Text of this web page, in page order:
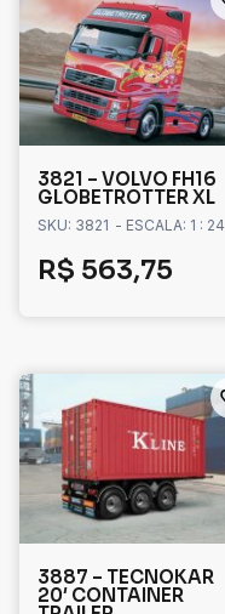
3821 – VOLVO FH16
GLOBETROTTER XL
SKU: 3821 - ESCALA: 1 : 24
R$ 563,75
3887 – TECNOKAR
20′ CONTAINER